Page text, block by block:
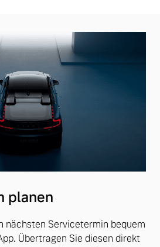
planen
nächsten Servicetermin bequem
Übertragen Sie diesen direkt